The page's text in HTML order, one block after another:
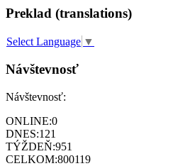
Preklad (translations)
Select Language ▼
Návštevnosť
Návštevnosť:
ONLINE:0
DNES:121
TÝŽDEŇ:951
CELKOM:800119